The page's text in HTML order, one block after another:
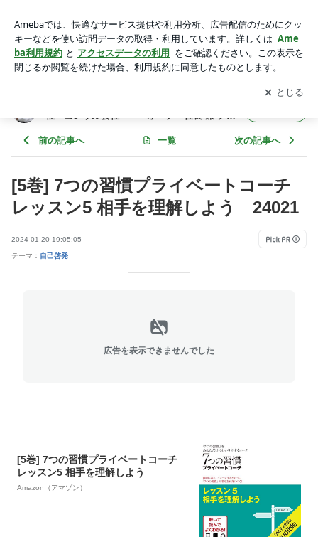
う 24021 | 年間365冊×今年22年目 武道場主 兼 投資会社・
コンサル会社 オーナー社長 兼 グロービス経営大学院准
教授による読書日記
アプリをダウンロードして ブログの更新通知
を受け取りまし
ょう。
開く
社・コンサル会社 オーナー社長 兼 グロ
前の記事へ 一覧 次の記事へ
[5巻] 7つの習慣プライベートコーチ
レッスン5 相手を理解しよう 24021
2024-01-20 19:05:05
テーマ： 自己啓発
広告を表示できませんでした
[5巻] 7つの習慣プライベートコーチ
レッスン5 相手を理解しよう
Amazon（アマゾン）